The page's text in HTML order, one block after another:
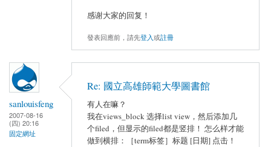
感谢大家的回复！
發表回應前，請先登入或註冊
sanlouisfeng
2007-08-16
(四) 20:16
固定網址
Re: 國立高雄師範大學圖書館
有人在嘛？
我在views_block 选择list view，然后添加几
个filed，但显示的filed都是竖排！ 怎么样才能
做到横排：［term标签］标题 [日期] 点击！